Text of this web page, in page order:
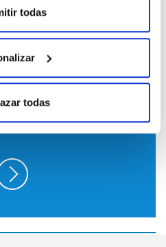
todas
todas
VITAL Y RECÍBELO EN